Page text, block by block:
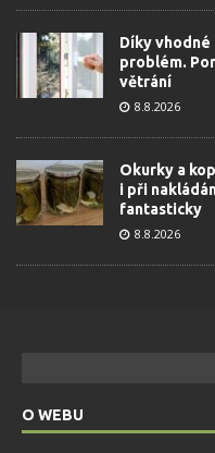
Díky
problém.
větrání
8.8.2026
Okurky a
i při
fantasticky
8.8.2026
O WEBU